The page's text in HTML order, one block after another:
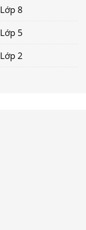
Lớp 8
Lớp 5
Lớp 2